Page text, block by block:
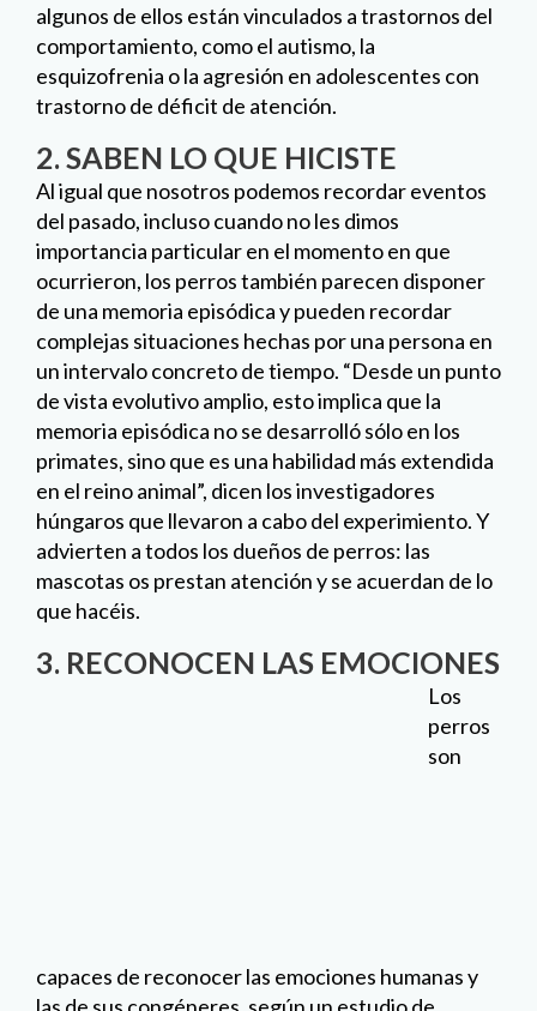
algunos de ellos están vinculados a trastornos del
comportamiento, como el autismo, la
esquizofrenia o la agresión en adolescentes con
trastorno de déficit de atención.
2. SABEN LO QUE HICISTE
Al igual que nosotros podemos recordar eventos
del pasado, incluso cuando no les dimos
importancia particularen el momento en que
ocurrieron, los perros también parecen disponer
de una memoria episódica y pueden recordar
complejas situaciones hechas por una persona en
un intervalo concreto de tiempo. “Desde un punto
de vista evolutivo amplio, esto implica que la
memoria episódica no se desarrolló sólo en los
primates, sino que es una habilidad más extendida
en el reino animal”, dicen los investigadores
húngaros que llevaron a cabo del experimiento. Y
advierten a todos los dueños de perros: las
mascotas os prestan atención y se acuerdan de lo
que hacéis.
3. RECONOCEN LAS EMOCIONES
emociones humanas y las de sus congéneres,
según un estudio de investigadores británicos y
Los perros, que se enfrentaban a la prueba sin
ningún ensayo ni conocimiento previo, en la